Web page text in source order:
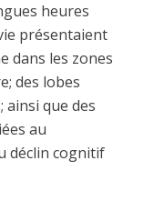
heures
présentaient
dans les zones
des lobes
que des
au
déclin cognitif